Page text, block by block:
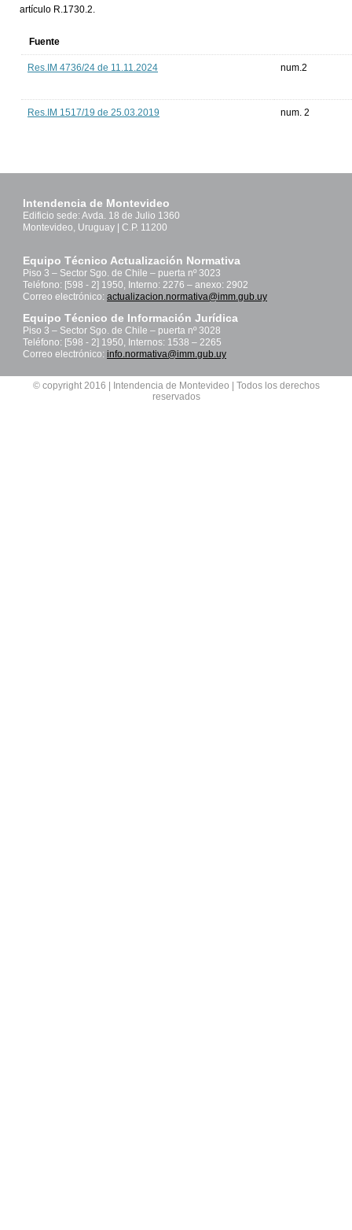
artículo R.1730.2.
Fuente
Res.IM 4736/24 de 11.11.2024 num.2
Res.IM 1517/19 de 25.03.2019 num. 2
Intendencia de Montevideo
Edificio sede: Avda. 18 de Julio 1360
Montevideo, Uruguay | C.P. 11200
Equipo Técnico Actualización Normativa
Piso 3 – Sector Sgo. de Chile – puerta nº 3023
Teléfono: [598 - 2] 1950, Interno: 2276 – anexo: 2902
Correo electrónico: actualizacion.normativa@imm.gub.uy
Equipo Técnico de Información Jurídica
Piso 3 – Sector Sgo. de Chile – puerta nº 3028
Teléfono: [598 - 2] 1950, Internos: 1538 – 2265
Correo electrónico: info.normativa@imm.gub.uy
© copyright 2016 | Intendencia de Montevideo | Todos los derechos
reservados